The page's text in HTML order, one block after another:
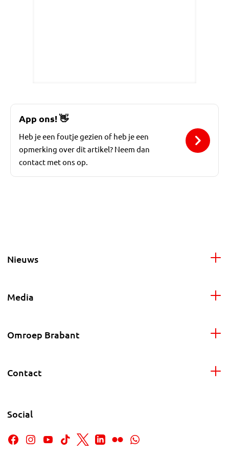
App ons!👋
Heb je een foutje gezien of heb je een
opmerking over dit artikel? Neem dan
contact met ons op.
Nieuws
Media
Omroep Brabant
Contact
Social